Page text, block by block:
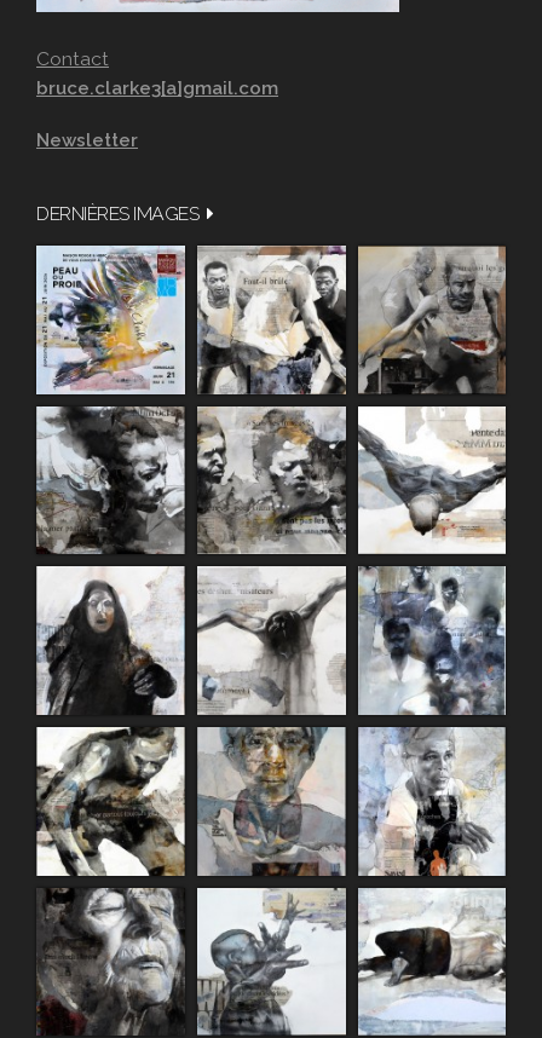
Contact
bruce.clarke3[a]gmail.com
Newsletter
DERNIÈRES IMAGES